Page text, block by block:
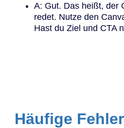
A: Gut. Das heißt, der
redet. Nutze den
Hast du Ziel und CTA
Häufige Fehler